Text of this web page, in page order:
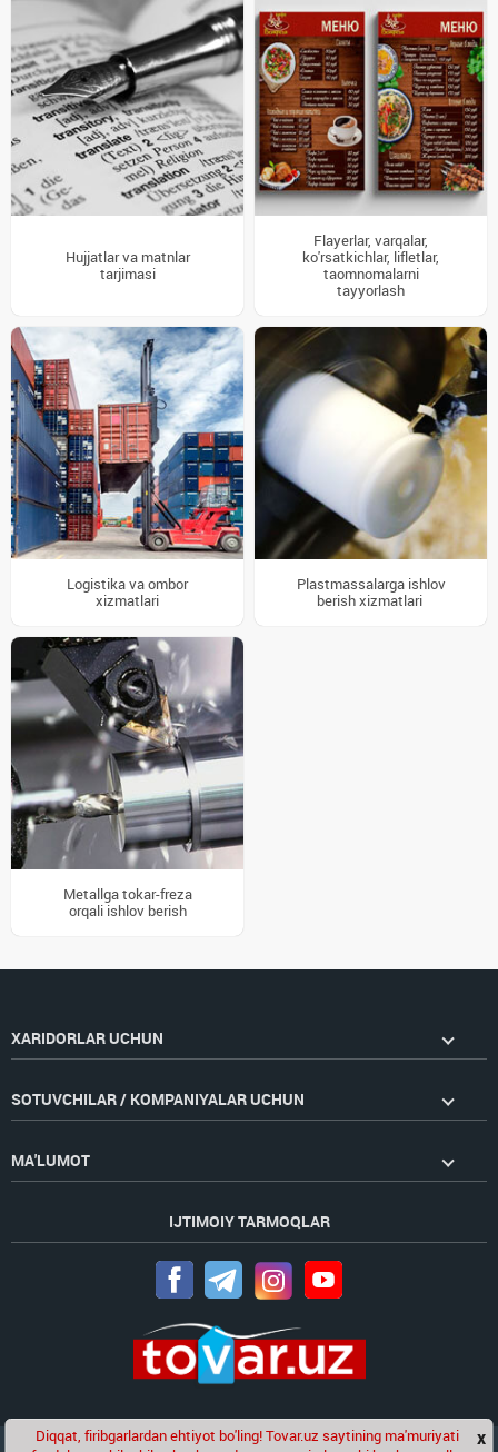
Hujjatlar va matnlar
tarjimasi
Flayerlar, varqalar,
ko'rsatkichlar, lifletlar,
taomnomalarni
tayyorlash
Logistika va ombor
xizmatlari
Plastmassalarga ishlov
berish xizmatlari
Metallga tokar-freza
orqali ishlov berish
XARIDORLAR UCHUN
SOTUVCHILAR / KOMPANIYALAR UCHUN
MA'LUMOT
IJTIMOIY TARMOQLAR
Chat x
Diqqat, firibgarlardan ehtiyot bo'ling! Tovar.uz saytining ma'muriyati